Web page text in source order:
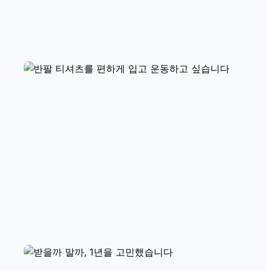
하루는 지나 봐야 알 것 같습니다
반팔 티셔츠를 편하게 입고 운동하고
싶습니다